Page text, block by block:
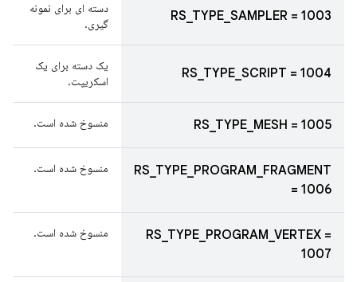
RS_TYPE_SAMPLER = 1003
دسته ای برای نمونه
گیری.
RS_TYPE_SCRIPT = 1004
یک دسته برای یک
اسکریپت.
RS_TYPE_MESH = 1005 منسوخ شده است.
RS_TYPE_PROGRAM_FRAGMENT
= 1006
منسوخ شده است.
RS_TYPE_PROGRAM_VERTEX =
1007
منسوخ شده است.